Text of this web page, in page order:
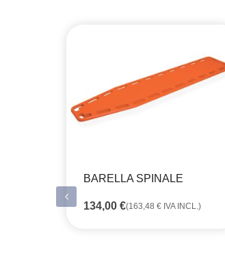
BARELLA SPINALE
134,00 €(163,48 € IVA INCL.)